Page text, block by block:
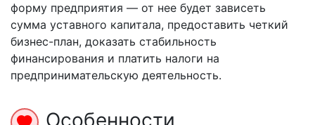
форму предприятия — от нее будет зависеть
сумма уставного капитала, предоставить четкий
бизнес-план, доказать стабильность
финансирования и платить налоги на
предпринимательскую деятельность.
Особенности